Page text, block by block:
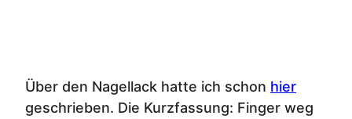
Über den Nagellack hatte ich schon hier
geschrieben. Die Kurzfassung: Finger weg